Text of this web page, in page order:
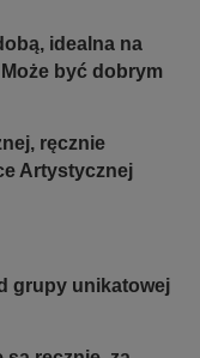
idealna na
być dobrym
ręcznie
Artystycznej
grupy unikatowej